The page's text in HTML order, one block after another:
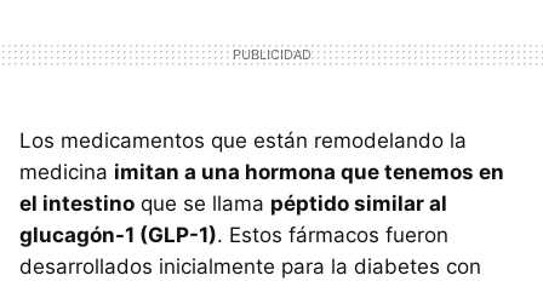
Los medicamentos que están remodelando la
medicina imitan a una hormona que tenemos en
el intestino que se llama péptido similar al
glucagón-1 (GLP-1). Estos fármacos fueron
desarrollados inicialmente para la diabetes con